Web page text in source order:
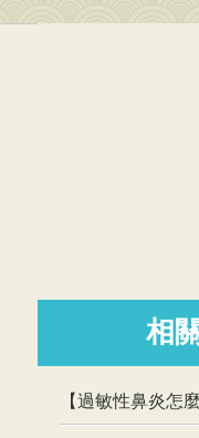
相
【過敏性鼻炎怎